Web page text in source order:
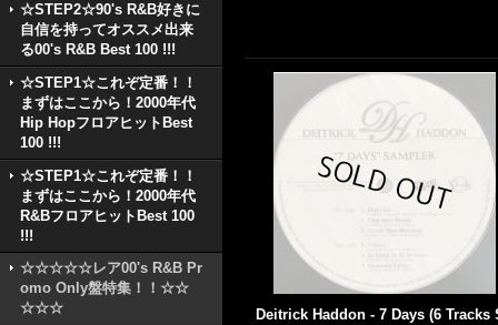
☆STEP2☆90's R&B好きに
自信を持ってオススメ出来
る00's R&B Best 100 !!!
☆STEP1☆これぞ定番！！
まずはここから！2000年代
Hip HopフロアヒットBest
100 !!!
☆STEP1☆これぞ定番！！
まずはここから！2000年代
R&BフロアヒットBest 100
!!!
☆☆☆☆☆レア00's R&B Pr
omo Only盤特集！！☆☆
☆☆☆
Deitrick Haddon - 7 Days (6 Tracks